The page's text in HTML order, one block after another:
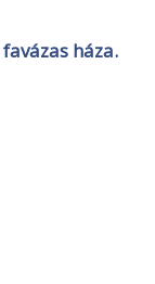
háza.